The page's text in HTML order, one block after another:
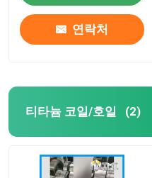
연락처
티타늄 코일/호일 (2)